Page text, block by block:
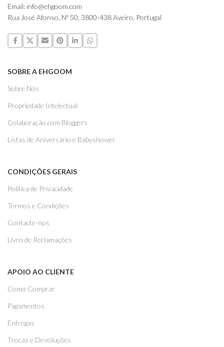
Email: info@ehgoom.com
Rua José Afonso, Nº 50, 3800-438 Aveiro, Portugal
SOBRE A EHGOOM
Sobre Nós
Propriedade Intelectual
Colaboração com Bloggers
Listas de Aniversário e Babyshower
CONDIÇÕES GERAIS
Politica de Privacidade
Termos e Condições
Contacte-nos
Livro de Reclamações
APOIO AO CLIENTE
Como Comprar
Pagamentos
Entregas
Trocas e Devoluções